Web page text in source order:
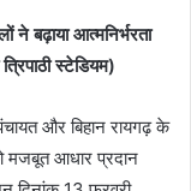
बढ़ाया आत्मनिर्भरता
स्टेडियम)
और बिहान रायगढ़ के
मजबूत आधार प्रदान